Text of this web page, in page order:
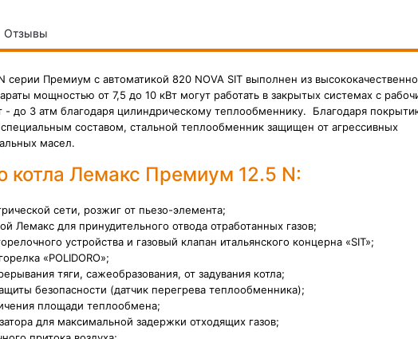
Отзывы
серии Премиум с автоматикой 820 NOVA SIT выполнен из
мощностью от 7,5 до 10 кВт могут работать в закрытых системах с
- до 3 атм благодаря цилиндрическому теплообменнику. Благодаря
составом, стальной теплообменник защищен от агрессивных
масел.
котла Лемакс Премиум 12.5 N:
сети, розжиг от пьезо-элемента;
Лемакс для принудительного отвода отработанных газов;
устройства и газовый клапан итальянского концерна «SIT»;
«POLIDORO»;
тяги, сажеобразования, от задувания котла;
безопасности (датчик перегрева теплообменника);
площади теплообмена;
для максимальной задержки отходящих газов;